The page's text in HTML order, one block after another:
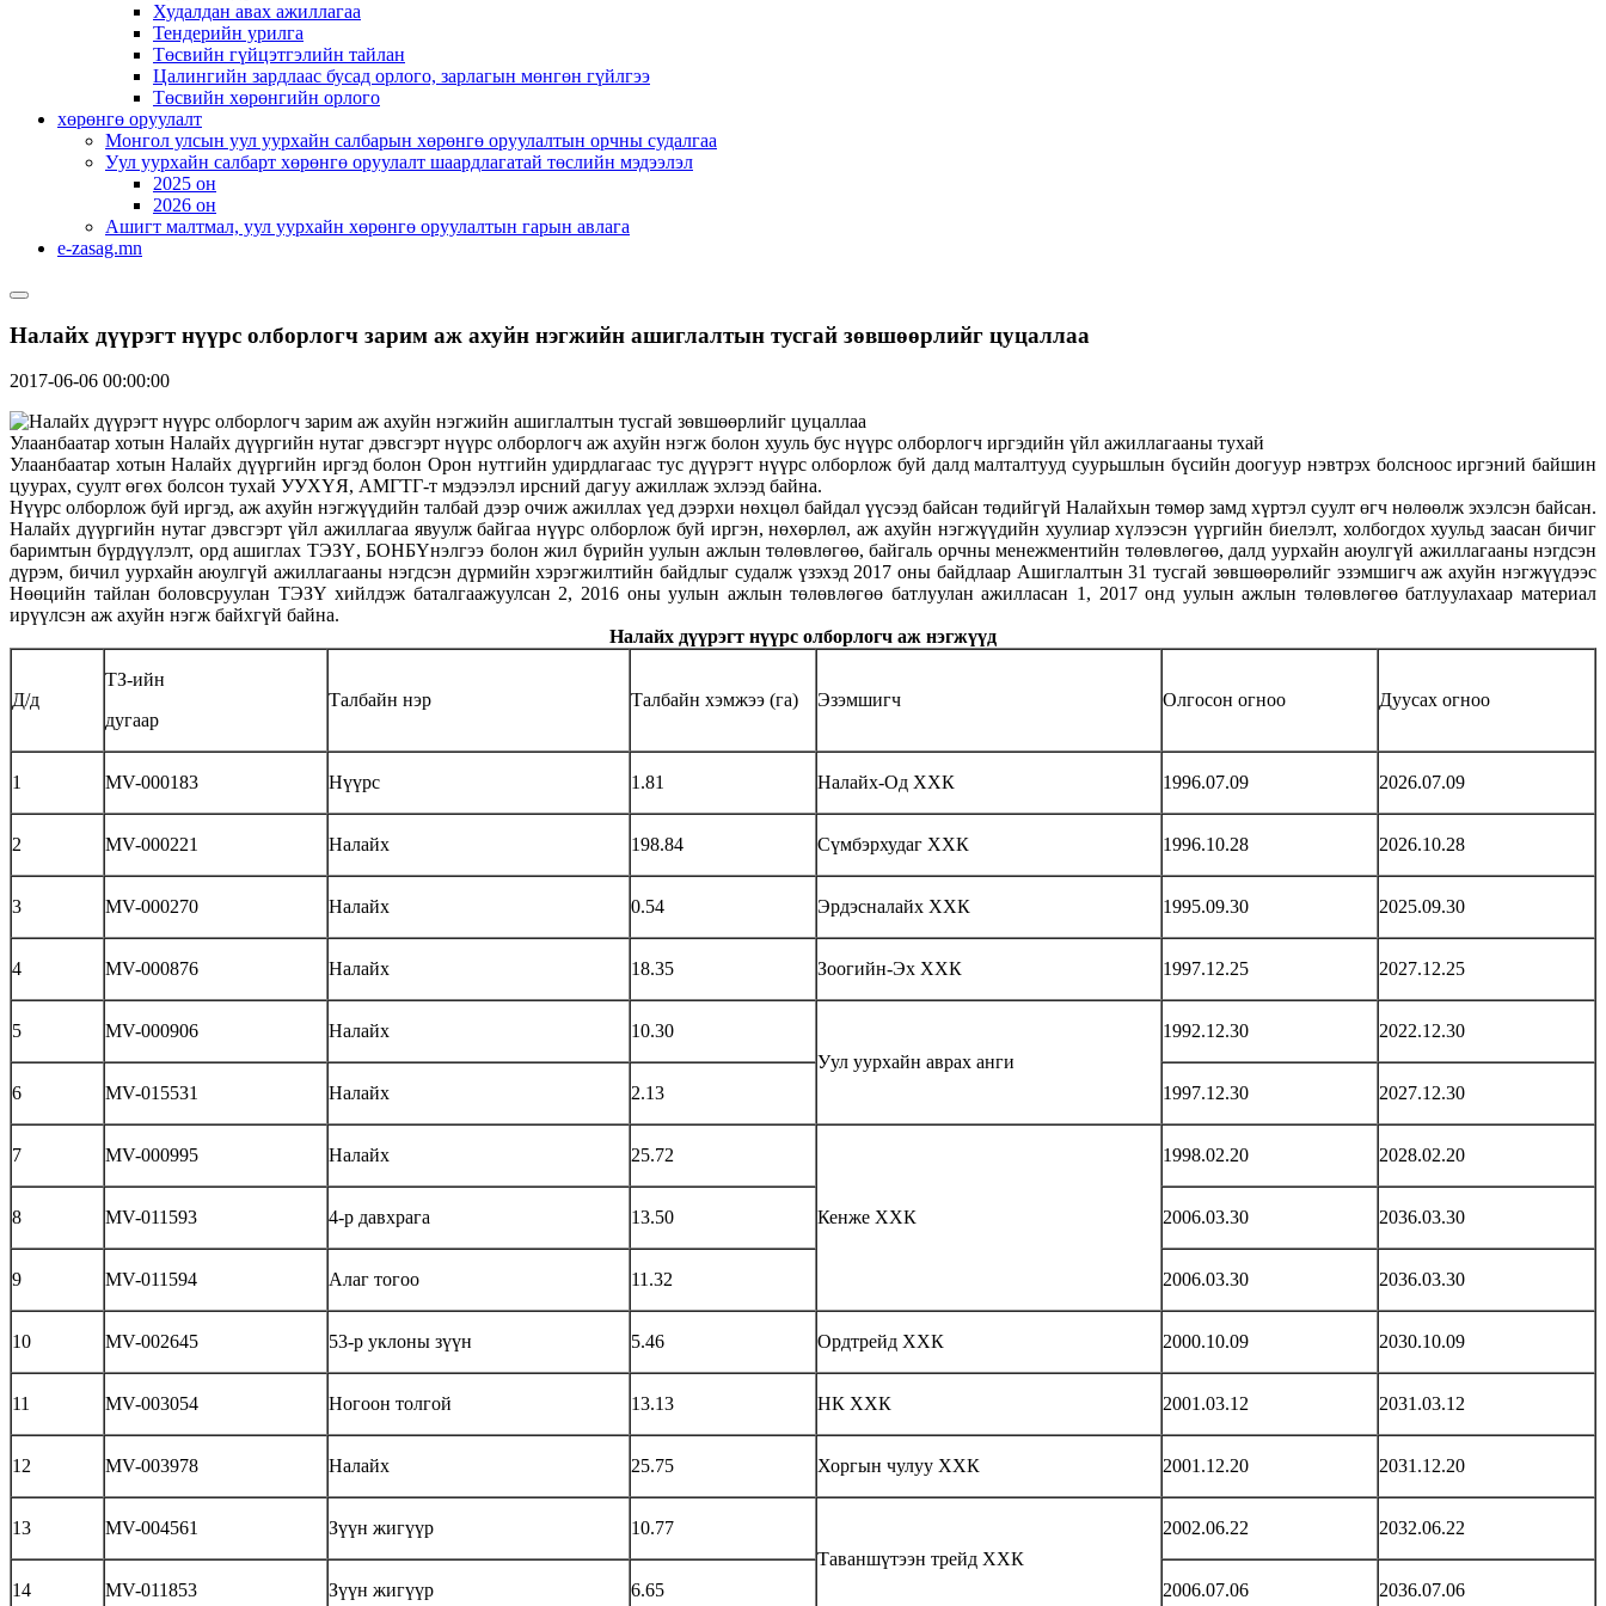
Худалдан авах ажиллагаа
Тендерийн урилга
Төсвийн гүйцэтгэлийн тайлан
Цалингийн зардлаас бусад орлого, зарлагын мөнгөн гүйлгээ
Төсвийн хөрөнгийн орлого
хөрөнгө оруулалт
Монгол улсын уул уурхайн салбарын хөрөнгө оруулалтын орчны судалгаа
Уул уурхайн салбарт хөрөнгө оруулалт шаардлагатай төслийн мэдээлэл
2025 он
2026 он
Ашигт малтмал, уул уурхайн хөрөнгө оруулалтын гарын авлага
e-zasag.mn
Налайх дүүрэгт нүүрс олборлогч зарим аж ахуйн нэгжийн ашиглалтын тусгай зөвшөөрлийг цуцаллаа
2017-06-06 00:00:00
Улаанбаатар хотын Налайх дүүргийн нутаг дэвсгэрт нүүрс олборлогч аж ахуйн нэгж болон хууль бус нүүрс олборлогч иргэдийн үйл ажиллагааны тухай
Улаанбаатар хотын Налайх дүүргийн иргэд болон Орон нутгийн удирдлагаас тус дүүрэгт нүүрс олборлож буй далд малталтууд суурьшлын бүсийн доогуур нэвтрэх болсноос иргэний байшин
цуурах, суулт өгөх болсон тухай УУХҮЯ, АМГТГ-т мэдээлэл ирсний дагуу ажиллаж эхлээд байна.
Нүүрс олборлож буй иргэд, аж ахуйн нэгжүүдийн талбай дээр очиж ажиллах үед дээрхи нөхцөл байдал үүсээд байсан төдийгүй Налайхын төмөр замд хүртэл суулт өгч нөлөөлж эхэлсэн байсан.
Налайх дүүргийн нутаг дэвсгэрт үйл ажиллагаа явуулж байгаа нүүрс олборлож буй иргэн, нөхөрлөл, аж ахуйн нэгжүүдийн хуулиар хүлээсэн үүргийн биелэлт, холбогдох хуульд заасан бичиг
баримтын бүрдүүлэлт, орд ашиглах ТЭЗҮ, БОНБҮнэлгээ болон жил бүрийн уулын ажлын төлөвлөгөө, байгаль орчны менежментийн төлөвлөгөө, далд уурхайн аюулгүй ажиллагааны нэгдсэн
дүрэм, бичил уурхайн аюулгүй ажиллагааны нэгдсэн дүрмийн хэрэгжилтийн байдлыг судалж үзэхэд 2017 оны байдлаар Ашиглалтын 31 тусгай зөвшөөрөлийг эзэмшигч аж ахуйн нэгжүүдээс
Нөөцийн тайлан боловсруулан ТЭЗҮ хийлдэж баталгаажуулсан 2, 2016 оны уулын ажлын төлөвлөгөө батлуулан ажилласан 1, 2017 онд уулын ажлын төлөвлөгөө батлуулахаар материал
ирүүлсэн аж ахуйн нэгж байхгүй байна.
Налайх дүүрэгт нүүрс олборлогч аж нэгжүүд
Д/д
ТЗ-ийн
дугаар
Талбайн нэр Талбайн хэмжээ (га) Эзэмшигч Олгосон огноо Дуусах огноо
1 MV-000183 Нүүрс 1.81 Налайх-Од ХХК 1996.07.09 2026.07.09
2 MV-000221 Налайх 198.84 Сүмбэрхудаг ХХК 1996.10.28 2026.10.28
3 MV-000270 Налайх 0.54 Эрдэсналайх ХХК 1995.09.30 2025.09.30
4 MV-000876 Налайх 18.35 Зоогийн-Эх ХХК 1997.12.25 2027.12.25
5 MV-000906 Налайх
10.30
Уул уурхайн аврах анги
1992.12.30 2022.12.30
6 MV-015531 Налайх 2.13 1997.12.30 2027.12.30
7 MV-000995 Налайх 25.72
Кенже ХХК
1998.02.20 2028.02.20
8 MV-011593 4-р давхрага 13.50 2006.03.30 2036.03.30
9 MV-011594 Алаг тогоо 11.32 2006.03.30 2036.03.30
10 MV-002645 53-р уклоны зүүн 5.46 Ордтрейд ХХК 2000.10.09 2030.10.09
11 MV-003054 Ногоон толгой 13.13 НК ХХК 2001.03.12 2031.03.12
12 MV-003978 Налайх 25.75 Хоргын чулуу ХХК 2001.12.20 2031.12.20
13 MV-004561 Зүүн жигүүр
10.77
Таваншүтээн трейд ХХК
2002.06.22 2032.06.22
14 MV-011853 Зүүн жигүүр 6.65 2006.07.06 2036.07.06